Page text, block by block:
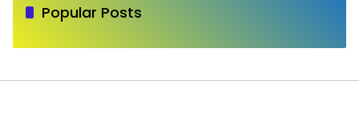
Popular Posts